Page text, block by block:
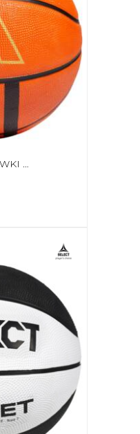
PIŁKA DO KOSZYKÓWKI ADIDAS 3-STRIPES RUBBER X3 POMARAŃCZOWA HM4970